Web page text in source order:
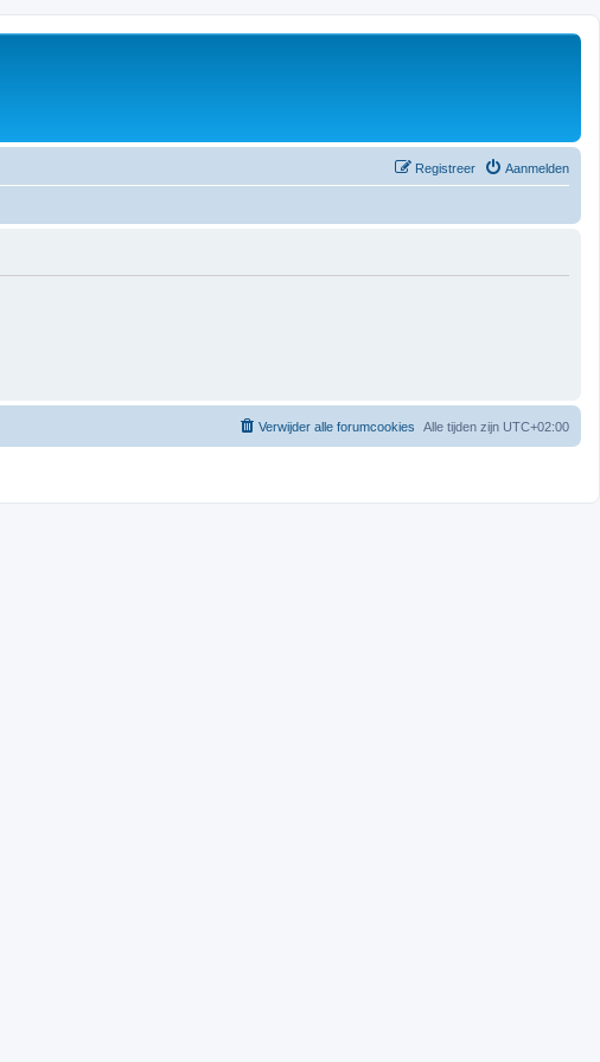
Aanmelden
Registreer
Alle tijden zijn UTC+02:00
Verwijder alle forumcookies